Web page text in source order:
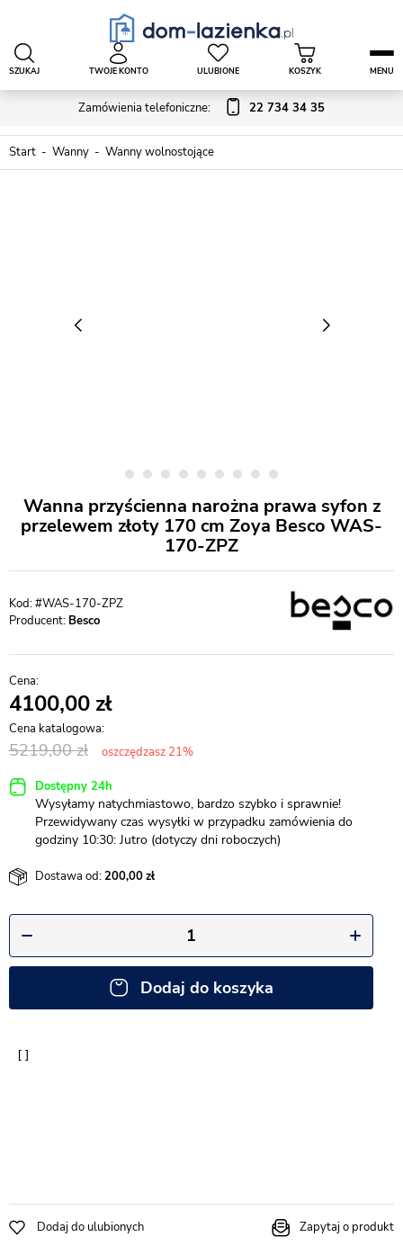
Zamówienia telefoniczne: 22 734 34 35
SZUKAJ TWOJE KONTO ULUBIONE KOSZYK MENU
Start Wanny Wanny wolnostojące
Wanna przyścienna narożna prawa syfon z
przelewem złoty 170 cm Zoya Besco WAS-
170-ZPZ
#WAS-170-ZPZ
Producent: Besco
4100,00
5219,00 oszczędzasz 21%
Dostępny 24h
Wysyłamy natychmiastowo, bardzo szybko i sprawnie!
Przewidywany czas wysyłki w przypadku zamówienia do
godziny 10:30: Jutro (dotyczy dni roboczych)
Dostawa od:200,00
Dodaj do koszyka
Dodaj do ulubionych Zapytaj o produkt